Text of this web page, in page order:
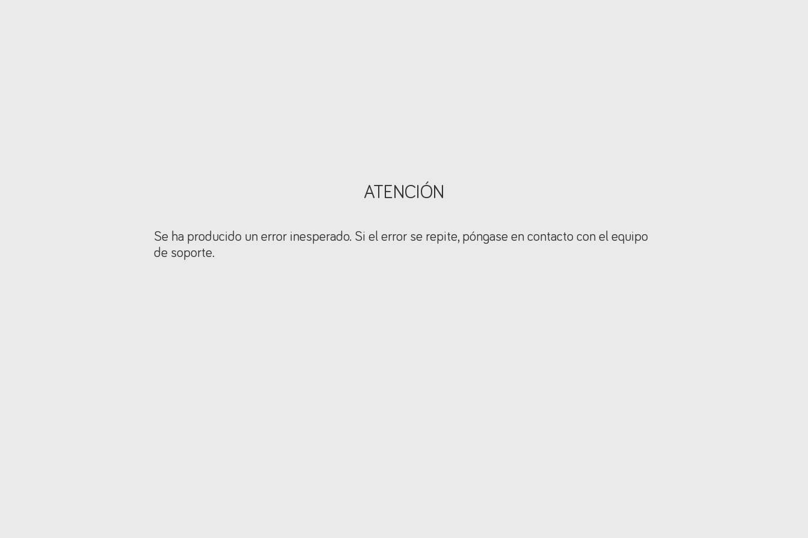
ATENCIÓN
Se ha producido un error inesperado. Si el error se repite, póngase en contacto con el equipo
de soporte.